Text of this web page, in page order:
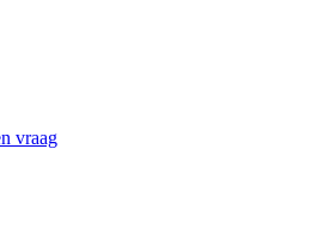
vraag